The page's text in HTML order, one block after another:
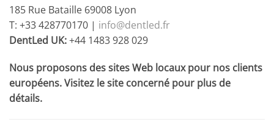
185 Rue Bataille 69008 Lyon
T: +33 428770170 | info@dentled.fr
DentLed UK:+44 1483 928 029
Nous proposons des sites Web locaux pour nos clients
européens. Visitez le site concerné pour plus de
détails.